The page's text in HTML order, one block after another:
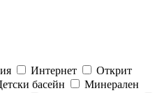
Интернет
Открит
басейн
Минерален